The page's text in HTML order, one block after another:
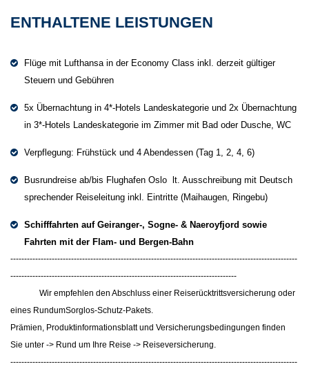
ENTHALTENE LEISTUNGEN
Flüge mit Lufthansa in der Economy Class inkl. derzeit gültiger
Steuern und Gebühren
5x Übernachtung in 4*-Hotels Landeskategorie und 2x Übernachtung
in 3*-Hotels Landeskategorie im Zimmer mit Bad oder Dusche, WC
Verpflegung: Frühstück und 4 Abendessen (Tag 1, 2, 4, 6)
Busrundreise ab/bis Flughafen Oslo lt. Ausschreibung mit Deutsch
sprechender Reiseleitung inkl. Eintritte (Maihaugen, Ringebu)
Schifffahrten auf Geiranger-, Sogne- & Naeroyfjord sowie
Fahrten mit der Flam- und Bergen-Bahn
--------------------------------------------------------------------------------------------------------
----------------------------------------------------------------------------------
Wir empfehlen den Abschluss einer Reiserücktrittsversicherung oder
eines RundumSorglos-Schutz-Pakets.
Prämien, Produktinformationsblatt und Versicherungsbedingungen finden
Sie unter -> Rund um Ihre Reise -> Reiseversicherung.
--------------------------------------------------------------------------------------------------------